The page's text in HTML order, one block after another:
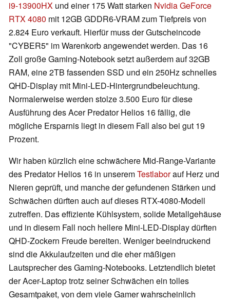
i9-13900HX und einer 175 Watt starken Nvidia GeForce
RTX 4080 mit 12GB GDDR6-VRAM zum Tiefpreis von
2.824 Euro verkauft. Hierfür muss der Gutscheincode
"CYBER5" im Warenkorb angewendet werden. Das 16
Zoll große Gaming-Notebook setzt außerdem auf 32GB
RAM, eine 2TB fassenden SSD und ein 250Hz schnelles
QHD-Display mit Mini-LED-Hintergrundbeleuchtung.
Normalerweise werden stolze 3.500 Euro für diese
Ausführung des Acer Predator Helios 16 fällig, die
mögliche Ersparnis liegt in diesem Fall also bei gut 19
Prozent.
Wir haben kürzlich eine schwächere Mid-Range-Variante
des Predator Helios 16 in unseremTestlaborauf Herz und
Nieren geprüft, und manche der gefundenen Stärken und
Schwächen dürften auch auf dieses RTX-4080-Modell
zutreffen. Das effiziente Kühlsystem, solide Metallgehäuse
und in diesem Fall noch hellere Mini-LED-Display dürften
QHD-Zockern Freude bereiten. Weniger beeindruckend
sind die Akkulaufzeiten und die eher mäßigen
Lautsprecher des Gaming-Notebooks. Letztendlich bietet
der Acer-Laptop trotz seiner Schwächen ein tolles
Gesamtpaket, von dem viele Gamer wahrscheinlich